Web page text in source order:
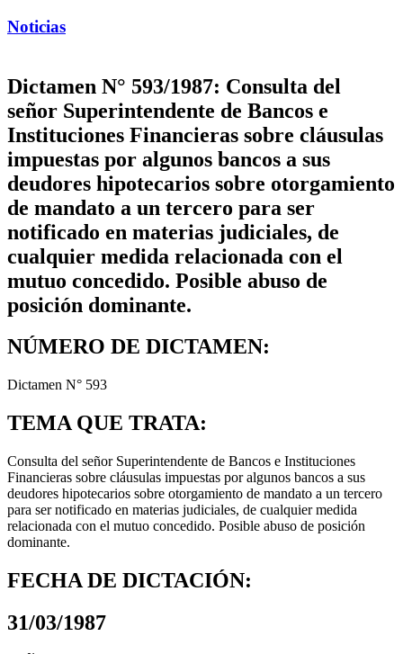
Noticias
Dictamen N° 593/1987: Consulta del
señor Superintendente de Bancos e
Instituciones Financieras sobre cláusulas
impuestas por algunos bancos a sus
deudores hipotecarios sobre otorgamiento
de mandato a un tercero para ser
notificado en materias judiciales, de
cualquier medida relacionada con el
mutuo concedido. Posible abuso de
posición dominante.
NÚMERO DE DICTAMEN:
Dictamen N° 593
TEMA QUE TRATA:
Consulta del señor Superintendente de Bancos e Instituciones
Financieras sobre cláusulas impuestas por algunos bancos a sus
deudores hipotecarios sobre otorgamiento de mandato a un tercero
para ser notificado en materias judiciales, de cualquier medida
relacionada con el mutuo concedido. Posible abuso de posición
dominante.
FECHA DE DICTACIÓN:
31/03/1987